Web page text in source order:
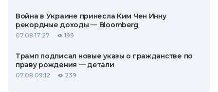
Война в Украине принесла Ким Чен Инну
рекордные доходы — Bloomberg
07.08 17:27 199
Трамп подписал новые указы о гражданстве по
праву рождения — детали
07.08 09:12 239